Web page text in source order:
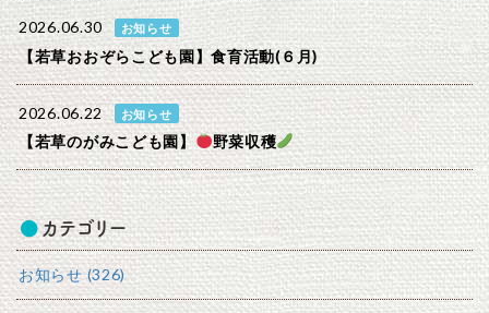
2026.06.30 お知らせ
【若草おおぞらこども園】食育活動(６月)
2026.06.22 お知らせ
【若草のがみこども園】 野菜収穫
カテゴリー
お知らせ (326)